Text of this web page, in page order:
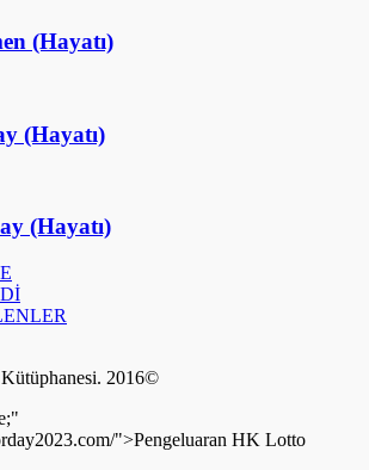
(Hayatı)
(Hayatı)
(Hayatı)
2016©
">Pengeluaran HK Lotto